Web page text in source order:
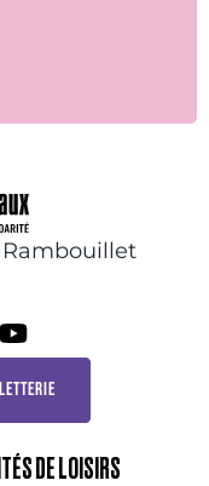
Rambouillet
DE LOISIRS